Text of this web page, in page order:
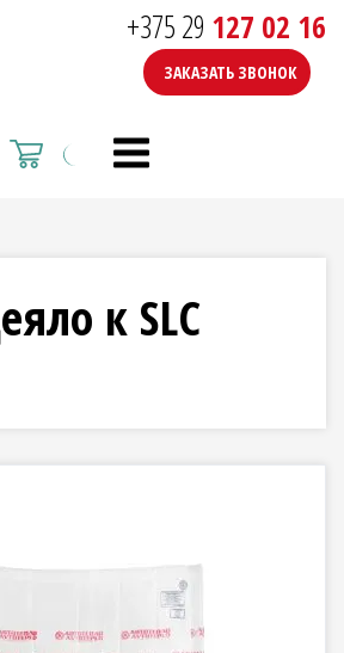
+375 29 127 02 16
ЗАКАЗАТЬ ЗВОНОК
к SLC